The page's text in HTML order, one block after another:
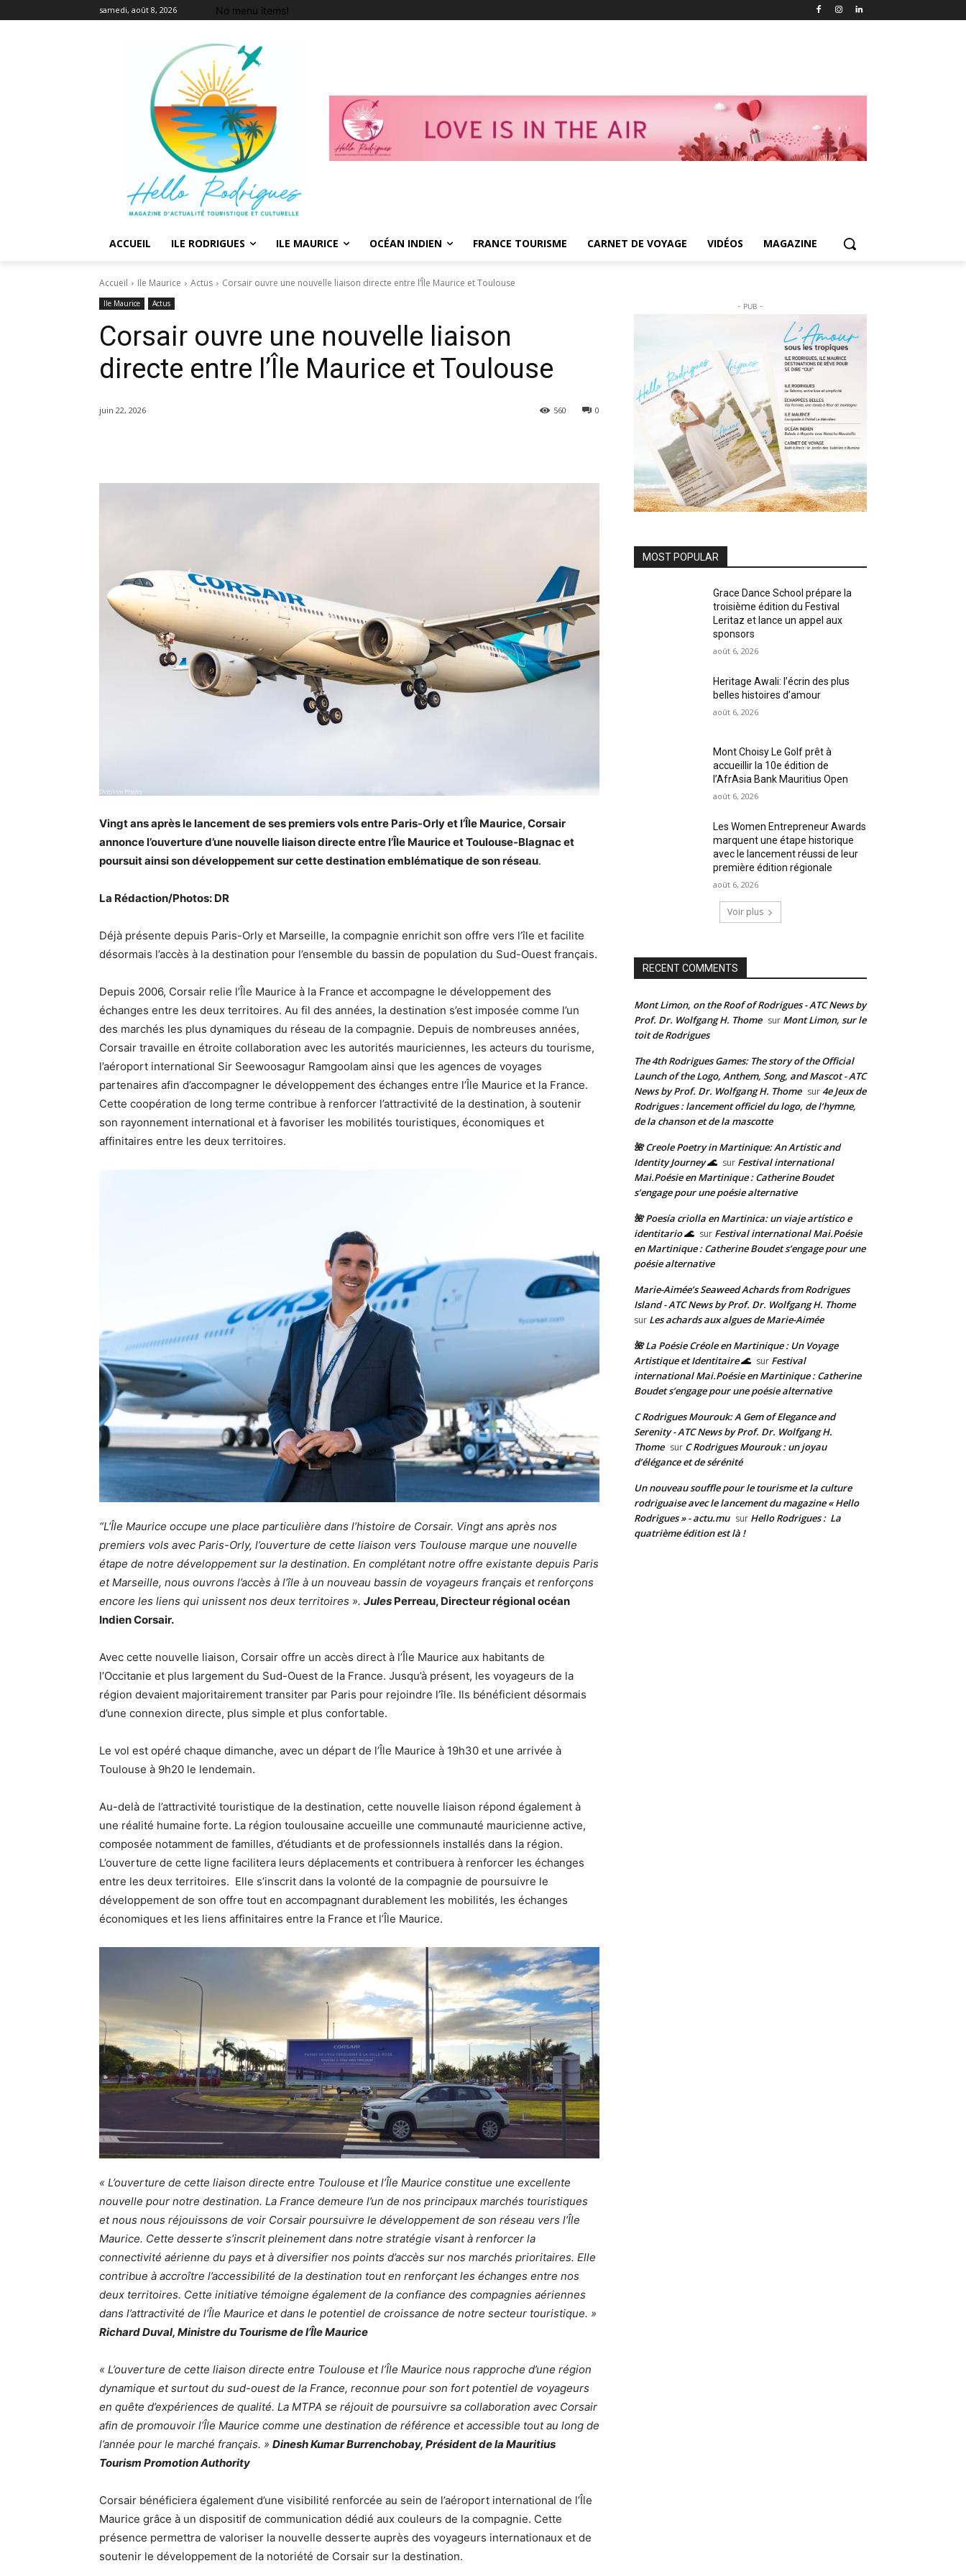
samedi, août 8, 2026 No menu items!
ACCUEIL ILE RODRIGUES ILE MAURICE OCÉAN INDIEN FRANCE TOURISME CARNET DE VOYAGE VIDÉOS MAGAZINE
Accueil Ile Maurice Actus Corsair ouvre une nouvelle liaison directe entre l’Île Maurice et Toulouse
Ile Maurice Actus
Corsair ouvre une nouvelle liaison
directe entre l’Île Maurice et Toulouse
juin 22, 2026 0
560
Vingt ans après le lancement de ses premiers vols entre Paris-Orly et l’Île Maurice, Corsair
annonce l’ouverture d’une nouvelle liaison directe entre l’Île Maurice et Toulouse-Blagnac et
poursuit ainsi son développement sur cette destination emblématique de son réseau.
La Rédaction/Photos: DR
Déjà présente depuis Paris-Orly et Marseille, la compagnie enrichit son offre vers l’île et facilite
désormais l’accès à la destination pour l’ensemble du bassin de population du Sud-Ouest français.
Depuis 2006, Corsair relie l’Île Maurice à la France et accompagne le développement des
échanges entre les deux territoires. Au fil des années, la destination s’est imposée comme l’un
des marchés les plus dynamiques du réseau de la compagnie. Depuis de nombreuses années,
Corsair travaille en étroite collaboration avec les autorités mauriciennes, les acteurs du tourisme,
l’aéroport international Sir Seewoosagur Ramgoolam ainsi que les agences de voyages
partenaires afin d’accompagner le développement des échanges entre l’Île Maurice et la France.
Cette coopération de long terme contribue à renforcer l’attractivité de la destination, à soutenir
son rayonnement international et à favoriser les mobilités touristiques, économiques et
affinitaires entre les deux territoires.
“L’Île Maurice occupe une place particulière dans l’histoire de Corsair. Vingt ans après nos
premiers vols avec Paris-Orly, l’ouverture de cette liaison vers Toulouse marque une nouvelle
étape de notre développement sur la destination. En complétant notre offre existante depuis Paris
et Marseille, nous ouvrons l’accès à l’île à un nouveau bassin de voyageurs français et renforçons
encore les liens qui unissent nos deux territoires ». Jules Perreau, Directeur régional océan
Indien Corsair.
Avec cette nouvelle liaison, Corsair offre un accès direct à l’Île Maurice aux habitants de
l’Occitanie et plus largement du Sud-Ouest de la France. Jusqu’à présent, les voyageurs de la
région devaient majoritairement transiter par Paris pour rejoindre l’île. Ils bénéficient désormais
d’une connexion directe, plus simple et plus confortable.
Le vol est opéré chaque dimanche, avec un départ de l’Île Maurice à 19h30 et une arrivée à
Toulouse à 9h20 le lendemain.
Au-delà de l’attractivité touristique de la destination, cette nouvelle liaison répond également à
une réalité humaine forte. La région toulousaine accueille une communauté mauricienne active,
composée notamment de familles, d’étudiants et de professionnels installés dans la région.
L’ouverture de cette ligne facilitera leurs déplacements et contribuera à renforcer les échanges
entre les deux territoires. Elle s’inscrit dans la volonté de la compagnie de poursuivre le
développement de son offre tout en accompagnant durablement les mobilités, les échanges
économiques et les liens affinitaires entre la France et l’Île Maurice.
« L’ouverture de cette liaison directe entre Toulouse et l’Île Maurice constitue une excellente
nouvelle pour notre destination. La France demeure l’un de nos principaux marchés touristiques
et nous nous réjouissons de voir Corsair poursuivre le développement de son réseau vers l’Île
Maurice. Cette desserte s’inscrit pleinement dans notre stratégie visant à renforcer la
connectivité aérienne du pays et à diversifier nos points d’accès sur nos marchés prioritaires. Elle
contribue à accroître l’accessibilité de la destination tout en renforçant les échanges entre nos
deux territoires. Cette initiative témoigne également de la confiance des compagnies aériennes
dans l’attractivité de l’Île Maurice et dans le potentiel de croissance de notre secteur touristique. »
Richard Duval, Ministre du Tourisme de l’Île Maurice
« L’ouverture de cette liaison directe entre Toulouse et l’Île Maurice nous rapproche d’une région
dynamique et surtout du sud-ouest de la France, reconnue pour son fort potentiel de voyageurs
en quête d’expériences de qualité. La MTPA se réjouit de poursuivre sa collaboration avec Corsair
afin de promouvoir l’Île Maurice comme une destination de référence et accessible tout au long de
l’année pour le marché français. » Dinesh Kumar Burrenchobay, Président de la Mauritius
Tourism Promotion Authority
Corsair bénéficiera également d’une visibilité renforcée au sein de l’aéroport international de l’Île
Maurice grâce à un dispositif de communication dédié aux couleurs de la compagnie. Cette
présence permettra de valoriser la nouvelle desserte auprès des voyageurs internationaux et de
soutenir le développement de la notoriété de Corsair sur la destination.
- PUB -
MOST POPULAR
Grace Dance School prépare la
troisième édition du Festival
Leritaz et lance un appel aux
sponsors
août 6, 2026
Heritage Awali: l’écrin des plus
belles histoires d’amour
août 6, 2026
Mont Choisy Le Golf prêt à
accueillir la 10e édition de
l’AfrAsia Bank Mauritius Open
août 6, 2026
Les Women Entrepreneur Awards
marquent une étape historique
avec le lancement réussi de leur
première édition régionale
août 6, 2026
Voir plus
RECENT COMMENTS
Mont Limon, on the Roof of Rodrigues - ATC News by
Prof. Dr. Wolfgang H. Thome sur Mont Limon, sur le
toit de Rodrigues
The 4th Rodrigues Games: The story of the Official
Launch of the Logo, Anthem, Song, and Mascot - ATC
News by Prof. Dr. Wolfgang H. Thome sur4e Jeux de
Rodrigues : lancement officiel du logo, de l’hymne,
de la chanson et de la mascotte
🌺 Creole Poetry in Martinique: An Artistic and
Identity Journey 🌊 sur Festival international
Mai.Poésie en Martinique : Catherine Boudet
s’engage pour une poésie alternative
🌺 Poesía criolla en Martinica: un viaje artístico e
identitario 🌊 sur Festival international Mai.Poésie
en Martinique : Catherine Boudet s’engage pour une
poésie alternative
Marie-Aimée’s Seaweed Achards from Rodrigues
Island - ATC News by Prof. Dr. Wolfgang H. Thome
sur Les achards aux algues de Marie-Aimée
🌺 La Poésie Créole en Martinique : Un Voyage
Artistique et Identitaire 🌊 sur Festival
international Mai.Poésie en Martinique : Catherine
Boudet s’engage pour une poésie alternative
C Rodrigues Mourouk: A Gem of Elegance and
Serenity - ATC News by Prof. Dr. Wolfgang H.
Thome sur C Rodrigues Mourouk : un joyau
d’élégance et de sérénité
Un nouveau souffle pour le tourisme et la culture
rodriguaise avec le lancement du magazine « Hello
Rodrigues » - actu.mu sur Hello Rodrigues : La
quatrième édition est là !